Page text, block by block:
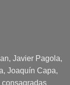
Javier Pagola,
Joaquín Capa,